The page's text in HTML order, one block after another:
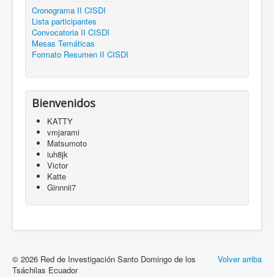
Cronograma II CISDI
Lista participantes
Convocatoria II CISDI
Mesas Temáticas
Formato Resumen II CISDI
Bienvenidos
KATTY
vmjarami
Matsumoto
iuh8jk
Victor
Katte
Ginnnii7
Volver arriba
© 2026 Red de Investigación Santo Domingo de los
Tsáchilas Ecuador